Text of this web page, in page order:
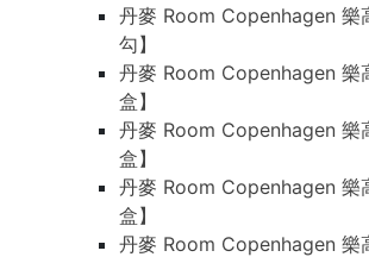
丹麥 Room Copenhagen 樂
勾】
丹麥 Room Copenhagen 樂
盒】
丹麥 Room Copenhagen 樂
盒】
丹麥 Room Copenhagen 樂
盒】
丹麥 Room Copenhagen 樂